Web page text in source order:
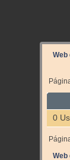
Web
0
Web